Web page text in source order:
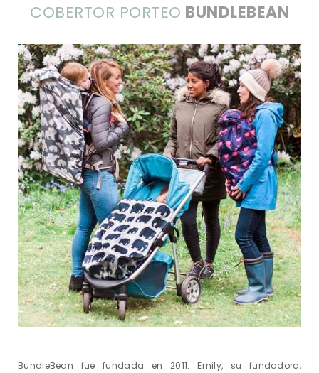
COBERTOR PORTEO BUNDLEBEAN
BundleBean fue fundada en 2011. Emily, su fundadora,